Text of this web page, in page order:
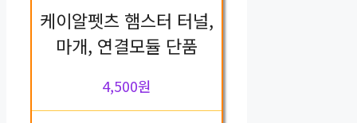
케이알펫츠 햄스터 터널,
마개, 연결모듈 단품
4,500원